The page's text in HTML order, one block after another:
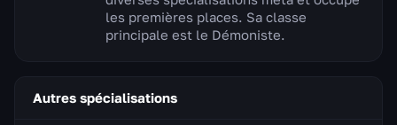
les premières places. Sa classe
principale est le Démoniste.
Autres spécialisations